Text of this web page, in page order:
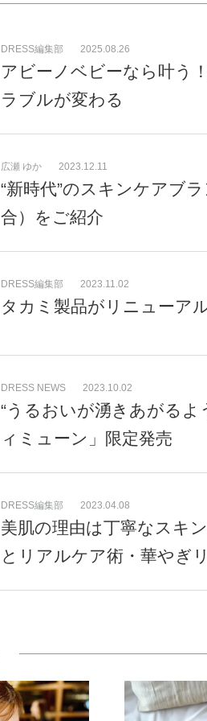
アビーノベビーなら叶う
ラブルが変わる
DRESS編集部 2025.08.26
“新時代”のスキンケアブ
合）をご紹介
広瀬 ゆか 2023.12.11
タカミ製品がリニューア
DRESS編集部 2023.11.02
“うるおいが湧きあがるよ
ィミューン」限定発売
DRESS NEWS 2023.10.02
美肌の理由は丁寧なスキ
とリアルケア術・華やぎ
DRESS編集部 2023.04.08